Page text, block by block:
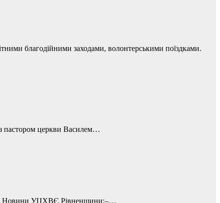
благодійними заходами, волонтерськими поїздками.
з пастором церкви Василем…
– Новини УЦХВЄ Рівненщини;–…